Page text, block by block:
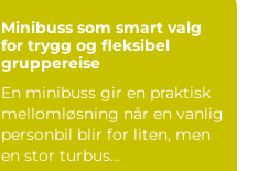
Minibuss som smart valg
for trygg og fleksibel
gruppereise
En minibuss gir en praktisk
mellomløsning når en vanlig
personbil blir for liten, men
en stor turbus...